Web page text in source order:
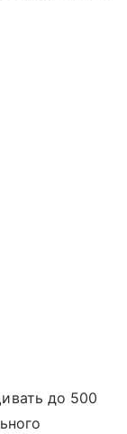
до 500